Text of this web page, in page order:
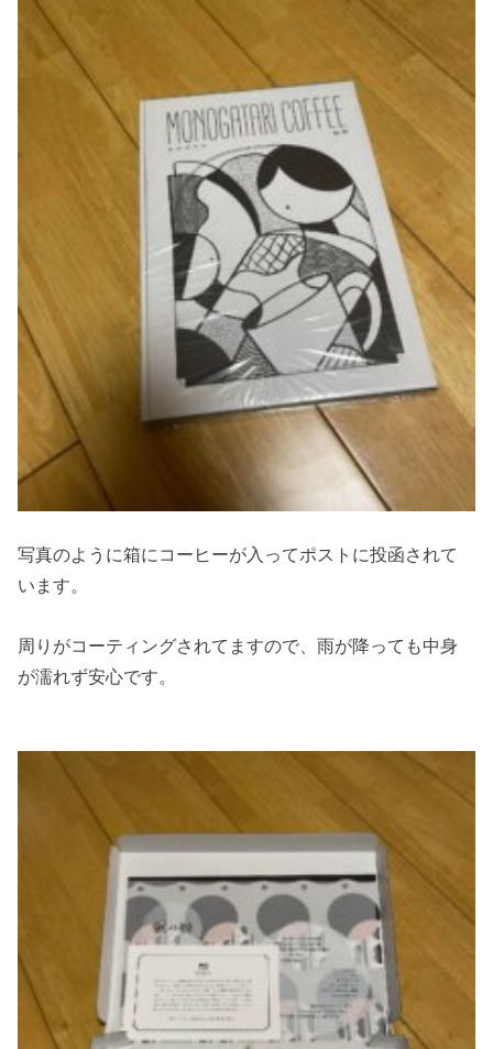
写真のように箱にコーヒーが入ってポストに投函されて
います。
周りがコーティングされてますので、雨が降っても中身
が濡れず安心です。